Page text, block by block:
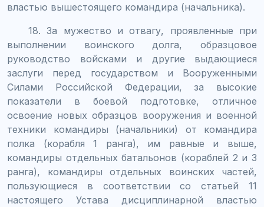
властью вышестоящего командира (начальника).
18. За мужество и отвагу, проявленные при
выполнении воинского долга, образцовое
руководство войсками и другие выдающиеся
заслуги перед государством и Вооруженными
Силами Российской Федерации, за высокие
показатели в боевой подготовке, отличное
освоение новых образцов вооружения и военной
техники командиры (начальники) от командира
полка (корабля 1 ранга), им равные и выше,
командиры отдельных батальонов (кораблей 2 и 3
ранга), командиры отдельных воинских частей,
пользующиеся в соответствии со статьей 11
настоящего Устава дисциплинарной властью